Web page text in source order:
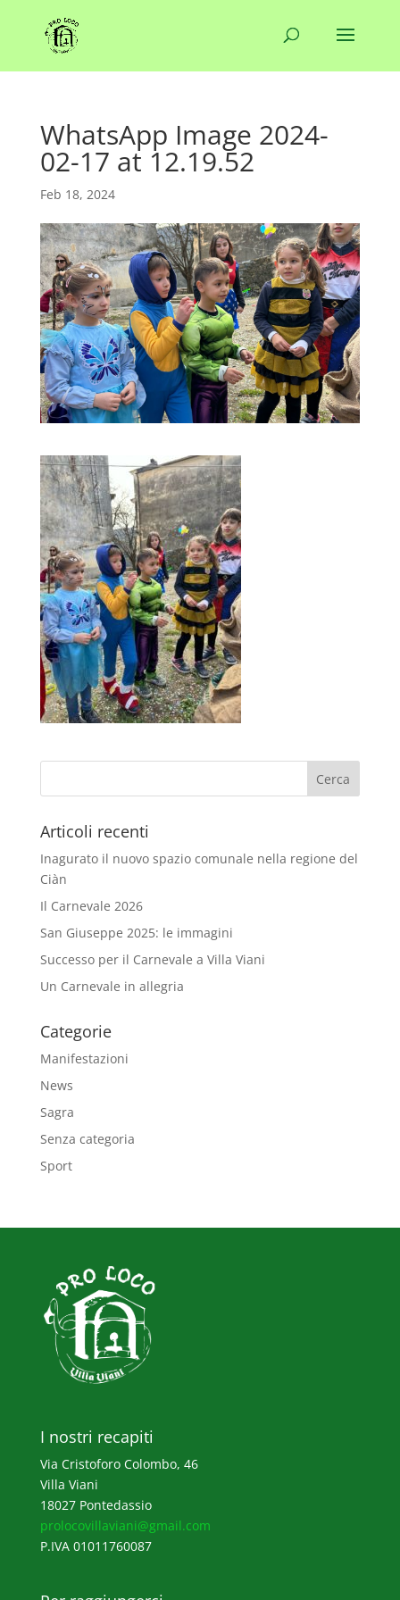
WhatsApp Image 2024-
02-17 at 12.19.52
Feb 18, 2024
Articoli recenti
Inagurato il nuovo spazio comunale nella regione del
Ciàn
Il Carnevale 2026
San Giuseppe 2025: le immagini
Successo per il Carnevale a Villa Viani
Un Carnevale in allegria
Categorie
Manifestazioni
News
Sagra
Senza categoria
Sport
I nostri recapiti
Via Cristoforo Colombo, 46
Villa Viani
18027 Pontedassio
prolocovillaviani@gmail.com
P.IVA 01011760087